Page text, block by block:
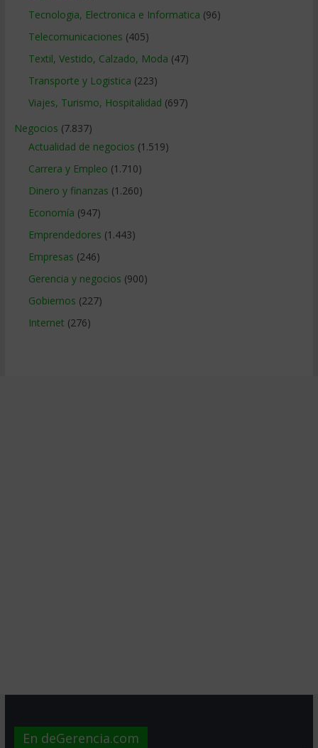
Tecnologia, Electronica e Informatica (96)
Telecomunicaciones (405)
Textil, Vestido, Calzado, Moda (47)
Transporte y Logistica (223)
Viajes, Turismo, Hospitalidad (697)
Negocios (7.837)
Actualidad de negocios (1.519)
Carrera y Empleo (1.710)
Dinero y finanzas (1.260)
Economía (947)
Emprendedores (1.443)
Empresas (246)
Gerencia y negocios (900)
Gobiernos (227)
Internet (276)
En deGerencia.com